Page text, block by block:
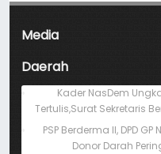
Media
Daerah
Kader NasDem
Tertulis,Surat Sekretaris
PSP Berderma II, DPD
Donor Darah